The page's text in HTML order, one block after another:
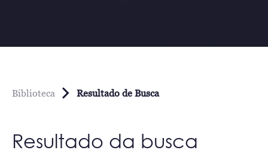
Biblioteca Resultado de Busca
Resultado da busca